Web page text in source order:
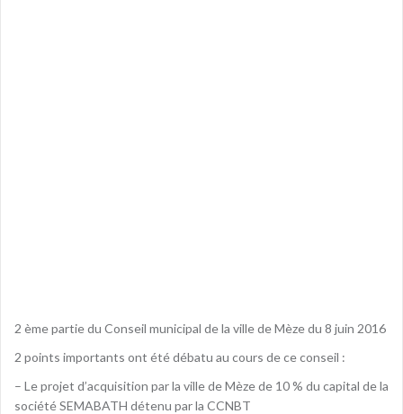
2 ème partie du Conseil municipal de la ville de Mèze du 8 juin 2016
2 points importants ont été débatu au cours de ce conseil :
– Le projet d’acquisition par la ville de Mèze de 10 % du capital de la
société SEMABATH détenu par la CCNBT